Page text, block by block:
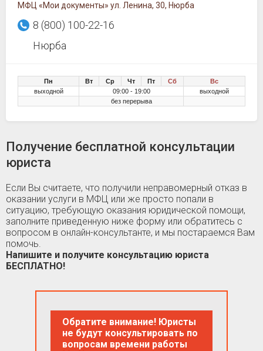
МФЦ «Мои документы» ул. Ленина, 30, Нюрба
8 (800) 100-22-16
Нюрба
Пн Вт Ср Чт Пт Сб
Вс
выходной
09:00 - 19:00
выходной
без перерыва
Получение бесплатной консультации
юриста
Если Вы считаете, что получили неправомерный отказ в
оказании услуги в МФЦ или же просто попали в
ситуацию, требующую оказания юридической помощи,
заполните приведенную ниже форму или обратитесь с
вопросом в онлайн-консультанте, и мы постараемся Вам
помочь.
Напишите и получите консультацию юриста
БЕСПЛАТНО!
Обратите внимание! Юристы
не будут консультировать по
вопросам времени работы